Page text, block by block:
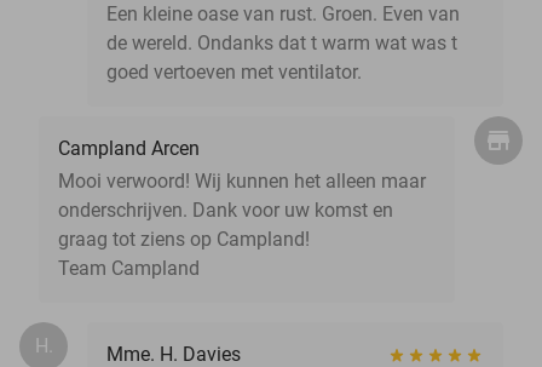
Een kleine oase van rust. Groen. Even van
de wereld. Ondanks dat t warm wat was t
goed vertoeven met ventilator.
Campland Arcen
Mooi verwoord! Wij kunnen het alleen maar
onderschrijven. Dank voor uw komst en
graag tot ziens op Campland!
Team Campland
H.
Mme. H. Davies